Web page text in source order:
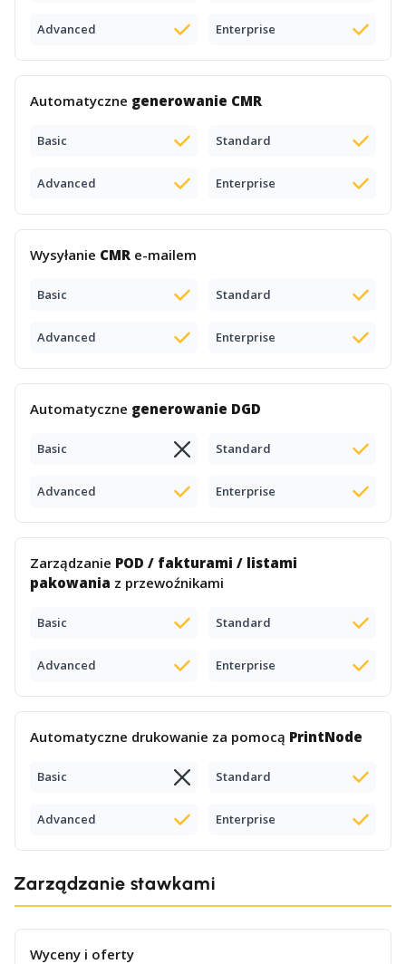
Advanced Enterprise
Automatyczne generowanie CMR
Basic Standard
Advanced Enterprise
Wysyłanie CMR e-mailem
Basic Standard
Advanced Enterprise
Automatyczne generowanie DGD
Basic Standard
Advanced Enterprise
Zarządzanie POD / fakturami / listami
pakowania z przewoźnikami
Basic Standard
Advanced Enterprise
Automatyczne drukowanie za pomocą PrintNode
Basic Standard
Advanced Enterprise
Zarządzanie stawkami
Wyceny i oferty